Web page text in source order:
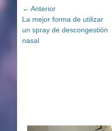
Navegación
de
entradas
← Anterior
Entrada
anterior:
La mejor forma de utilizar
un spray de descongestión
nasal